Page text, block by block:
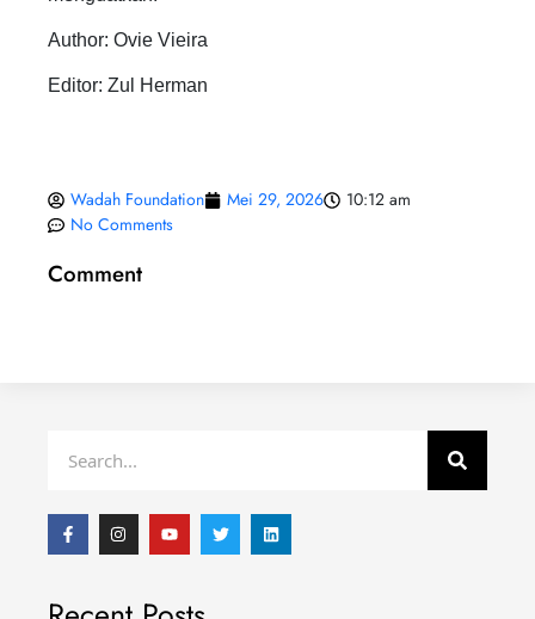
Author: Ovie Vieira
Editor: Zul Herman
Wadah Foundation Mei 29, 2026
10:12 am
No Comments
Comment
F
a
c
I
n
s
Y
o
u
T
w
i
L
i
n